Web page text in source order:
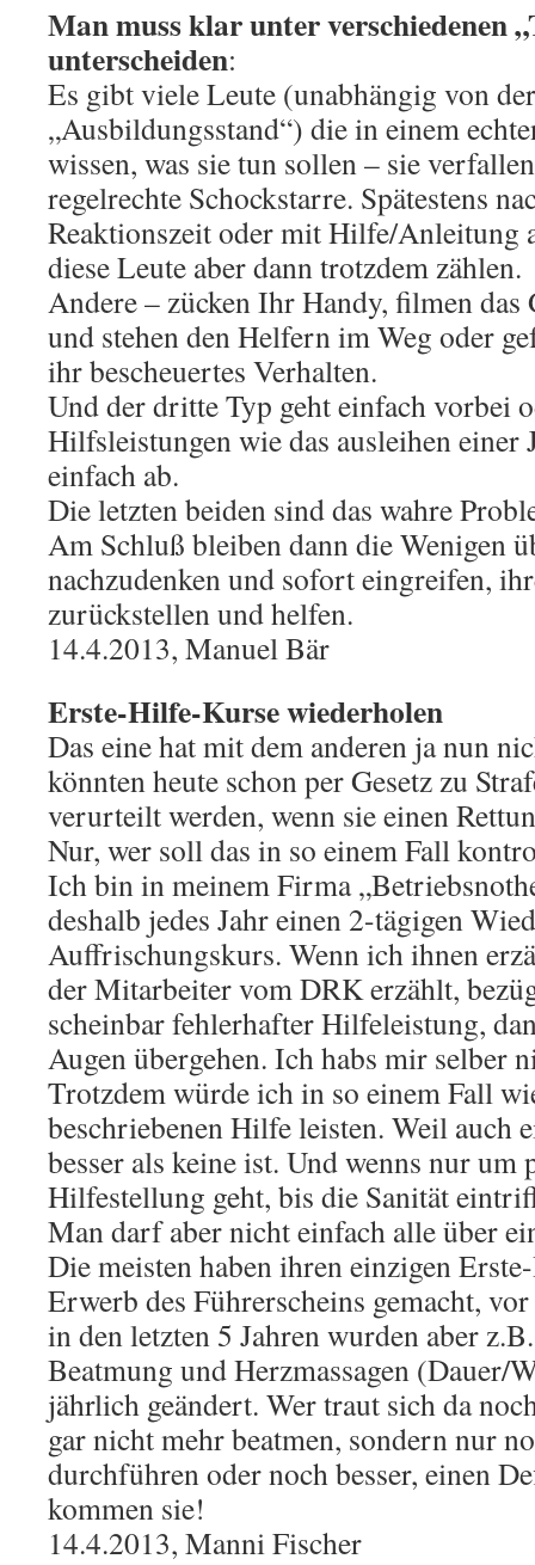
Man muss klar unter verschiedenen
unterscheiden:
Es gibt viele Leute (unabhängig von
„Ausbildungsstand“) die in einem
wissen, was sie tun sollen – sie
regelrechte Schockstarre. Spätestens
Reaktionszeit oder mit Hilfe/Anleitung
diese Leute aber dann trotzdem zählen.
Andere – zücken Ihr Handy, filmen das
und stehen den Helfern im Weg oder
ihr bescheuertes Verhalten.
Und der dritte Typ geht einfach vorbei
Hilfsleistungen wie das ausleihen einer
einfach ab.
Die letzten beiden sind das wahre
Am Schluß bleiben dann die Wenigen
nachzudenken und sofort eingreifen,
zurückstellen und helfen.
14.4.2013, Manuel Bär
Erste-Hilfe-Kurse wiederholen
Das eine hat mit dem anderen ja nun
könnten heute schon per Gesetz zu
verurteilt werden, wenn sie einen
Nur, wer soll das in so einem Fall
Ich bin in meinem Firma
deshalb jedes Jahr einen 2-tägigen
Auffrischungskurs. Wenn ich ihnen
der Mitarbeiter vom DRK erzählt,
scheinbar fehlerhafter Hilfeleistung,
Augen übergehen. Ich habs mir selber
Trotzdem würde ich in so einem Fall
beschriebenen Hilfe leisten. Weil auch
besser als keine ist. Und wenns nur um
Hilfestellung geht, bis die Sanität
Man darf aber nicht einfach alle über
Die meisten haben ihren einzigen
Erwerb des Führerscheins gemacht,
in den letzten 5 Jahren wurden aber
Beatmung und Herzmassagen (Dauer/
jährlich geändert. Wer traut sich da
gar nicht mehr beatmen, sondern nur
durchführen oder noch besser, einen
kommen sie!
14.4.2013, Manni Fischer